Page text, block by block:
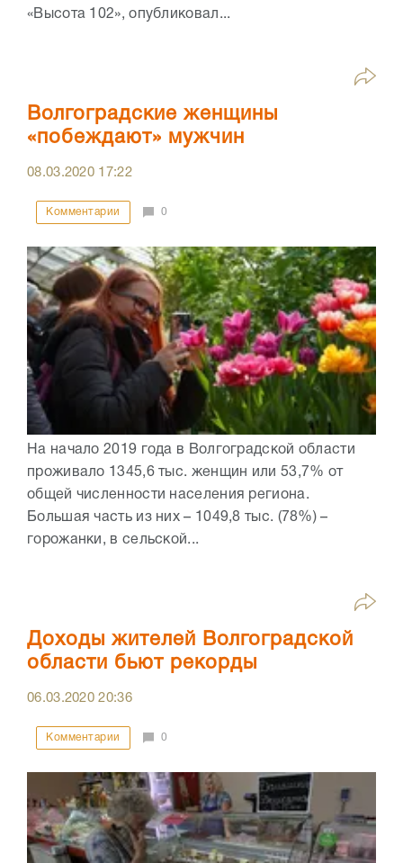
«Высота 102», опубликовал...
Волгоградские женщины
«побеждают» мужчин
08.03.2020 17:22
Комментарии 0
На начало 2019 года в Волгоградской области
проживало 1345,6 тыс. женщин или 53,7% от
общей численности населения региона.
Большая часть из них – 1049,8 тыс. (78%) –
горожанки, в сельской...
Доходы жителей Волгоградской
области бьют рекорды
06.03.202020:36
Комментарии 0